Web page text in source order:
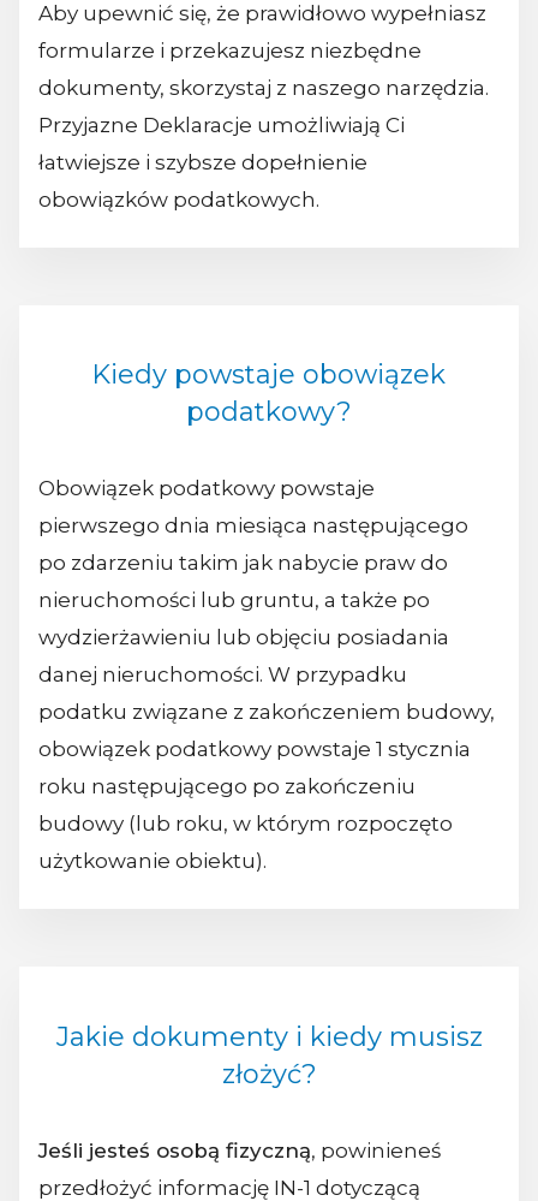
Aby upewnić się, że prawidłowo wypełniasz
formularze i przekazujesz niezbędne
dokumenty, skorzystaj z naszego narzędzia.
Przyjazne Deklaracje umożliwiają Ci
łatwiejsze i szybsze dopełnienie
obowiązków podatkowych.
Kiedy powstaje obowiązek
podatkowy?
Obowiązek podatkowy powstaje
pierwszego dnia miesiąca następującego
po zdarzeniu takim jak nabycie praw do
nieruchomości lub gruntu, a także po
wydzierżawieniu lub objęciu posiadania
danej nieruchomości. W przypadku
podatku związane z zakończeniem budowy,
obowiązek podatkowy powstaje 1 stycznia
roku następującego po zakończeniu
budowy (lub roku, w którym rozpoczęto
użytkowanie obiektu).
Jakie dokumenty i kiedy musisz
złożyć?
Jeśli jesteś osobą fizyczną, powinieneś
przedłożyć informację IN-1 dotyczącą